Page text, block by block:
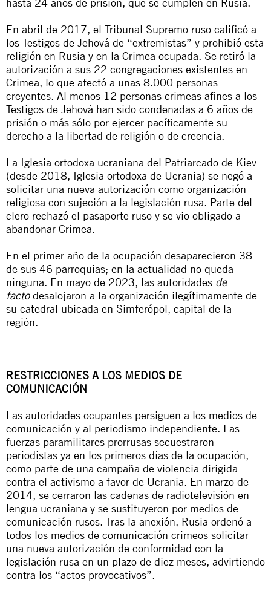
En abril de 2017, el Tribunal Supremo ruso calificó a
los Testigos de Jehová de “extremistas” y prohibió esta
religión en Rusia y en la Crimea ocupada. Se retiró la
autorización a sus 22 congregaciones existentes en
Crimea, lo que afectó a unas 8.000 personas
creyentes. Al menos 12 personas crimeas afines a los
Testigos de Jehová han sido condenadas a 6 años de
prisión o más sólo por ejercer pacíficamente su
derecho a la libertad de religión o de creencia.
La Iglesia ortodoxa ucraniana del Patriarcado de Kiev
(desde 2018, Iglesia ortodoxa de Ucrania) se negó a
solicitar una nueva autorización como organización
religiosa con sujeción a la legislación rusa. Parte del
clero rechazó el pasaporte ruso y se vio obligado a
abandonar Crimea.
En el primer año de la ocupación desaparecieron 38
de sus 46 parroquias; en la actualidad no queda
ninguna. En mayo de 2023, las autoridades de
factodesalojaron a la organización ilegítimamente de
su catedral ubicada en Simferópol, capital de la
región.
RESTRICCIONES A LOS MEDIOS DE
COMUNICACIÓN
Las autoridades ocupantes persiguen a los medios de
comunicación y al periodismo independiente. Las
fuerzas paramilitares prorrusas secuestraron
periodistas ya en los primeros días de la ocupación,
como parte de una campaña de violencia dirigida
contra el activismo a favor de Ucrania. En marzo de
2014, se cerraron las cadenas de radiotelevisión en
lengua ucraniana y se sustituyeron por medios de
comunicación rusos. Tras la anexión, Rusia ordenó a
todos los medios de comunicación crimeos solicitar
una nueva autorización de conformidad con la
legislación rusa en un plazo de diez meses, advirtiendo
contra los “actos provocativos”.